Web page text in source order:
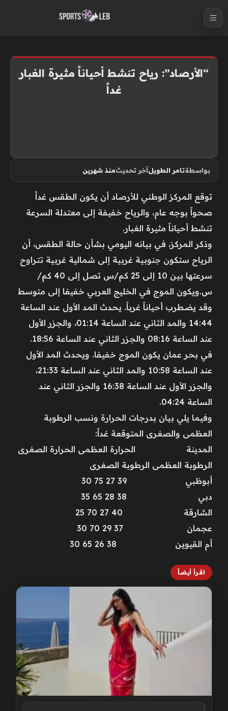
“الأرصاد”: رياح تنشط أحياناً مثيرة الغبار
غداً
بواسطةتامر الطويلآخر تحديثمنذ شهرين
توقع المركز الوطني للأرصاد أن يكون الطقس غداً
صحواً بوجه عام، والرياح خفيفة إلى معتدلة السرعة
تنشط أحياناً مثيرة الغبار.
وذكر المركز، في بيانه اليومي بشأن حالة الطقس، أن
الرياح ستكون جنوبية غربية إلى شمالية غربية تتراوح
سرعتها بين 10 إلى 25 كم/س تصل إلى 40 كم/
س.ويكون الموج في الخليج العربي خفيفا إلى متوسط
وقد يضطرب أحياناً غرباً. يحدث المد الأول عند الساعة
14:44 والمد الثاني عند الساعة 01:14، والجزر الأول
عند الساعة 08:16 والجزر الثاني عند الساعة 18:56.
في بحر عمان يكون الموج خفيفا. ويحدث المد الأول
عند الساعة 10:58 والمد الثاني عند الساعة 21:33،
والجزر الأول عند الساعة 16:38 والجزر الثاني عند
الساعة 04:24.
وفيما يلي بيان بدرجات الحرارة ونسب الرطوبة
العظمى والصغرى المتوقعة غداً:
المدينة الحرارة العظمى الحرارة الصغرى
الرطوبة العظمى الرطوبة الصغرى
أبوظبي 39 27 75 30
دبي 38 28 65 35
الشارقة 40 27 70 25
عجمان 37 29 70 30
أم القيوين 38 26 65 30
اقرأ أيضاً